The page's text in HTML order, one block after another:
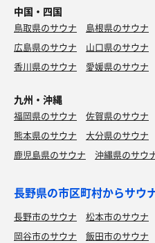
中国・四国
鳥取県のサウナ 島根県のサウナ
広島県のサウナ
山口県のサウナ
香川県のサウナ
愛媛県のサウナ
九州・沖縄
福岡県のサウナ 佐賀県のサウナ
熊本県のサウナ
大分県のサウナ
鹿児島県のサウナ
沖縄県のサウ
長野県の市区町村からサウ
長野市のサウナ 松本市のサウナ
岡谷市のサウナ
飯田市のサウナ